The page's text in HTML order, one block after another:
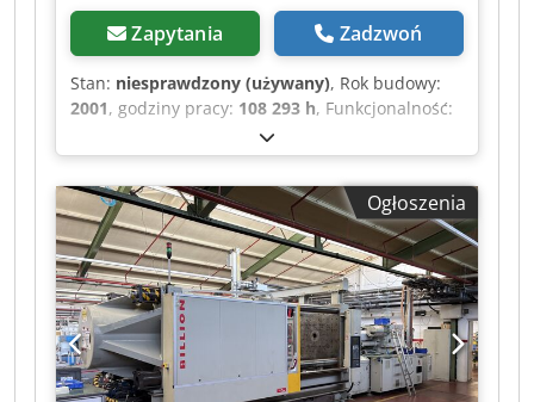
Zapytania Zadzwoń
Stan: niesprawdzony (używany), Rok budowy:
2001, godziny pracy: 108 293 h, Funkcjonalność:
, numer maszyny/pojazdu:
45069, całkowita długość:9 000 mm, całkowita
szerokość:2 300 mm, całkowita wysokość:2 500
mm, masa całkowita:33 500 kg, Koszty obsługi
zawarte w cenie. Automatyzacja nie jest częścią
wyposażenia. Na sprzedaż używana maszyna
pochodząca z likwidowanego zakładu. Sprzedaż
odbywa się z wyłączeniem wszelkiej
odpowiedzialności za wady rzeczowe. Maszyna
nie była sprawdzana, ale do samego końca była
w pełni sprawna. Dwodpfx Aezrd Tpja Hea
Ogłoszenia